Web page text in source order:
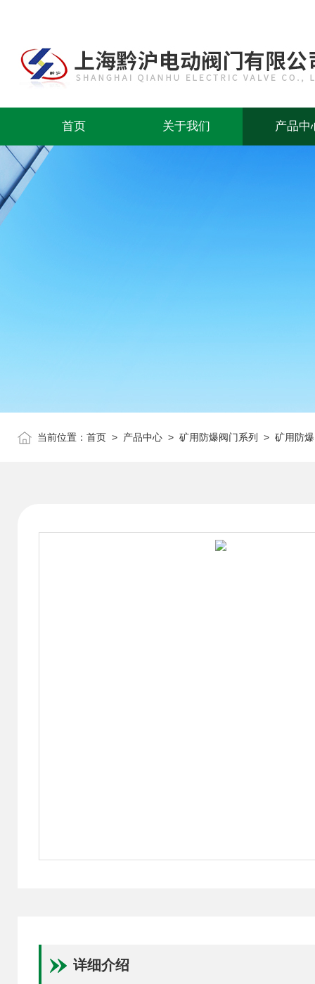
首页 关于我们 产品中
当前位置： 首页 > 产品中心 > 矿用防爆阀门系列 > 矿用防
详细介绍